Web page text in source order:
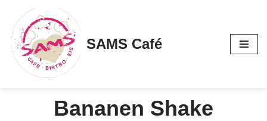
Zum
Inhalt
springen
SAMS Café
Bananen Shake